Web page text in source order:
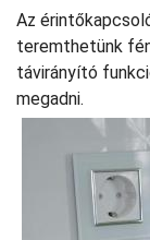
Az
teremthetünk
távirányító
megadni.